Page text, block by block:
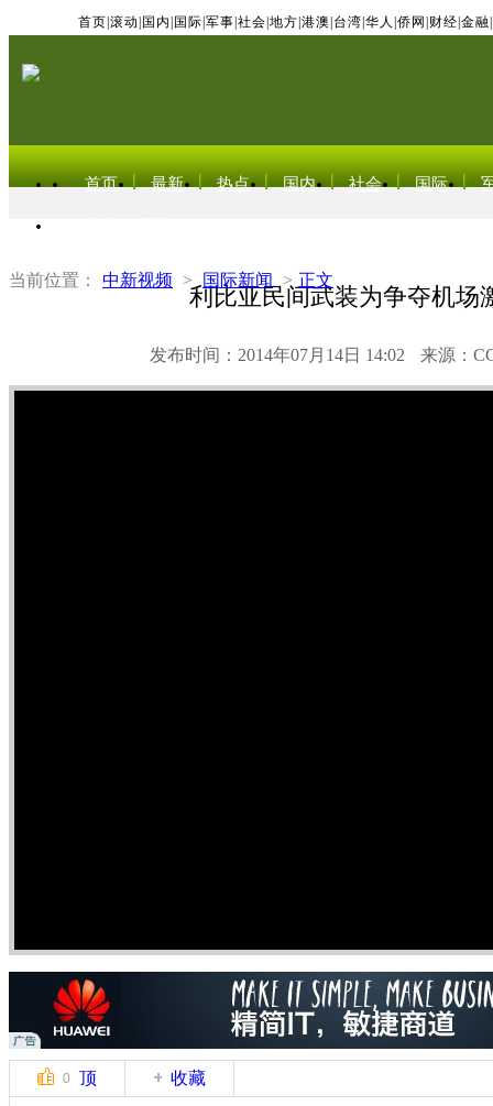
首页 滚动 国内 国际 军事 社会 地方 港澳 台湾 华人 侨网 财经 金融
首页 最新 热点 国内 社会 国际
当前位置： 中新视频 > 国际新闻 > 正文
利比亚民间武装为争夺机场
发布时间：2014年07月14日 14:02 来源：
0 顶 收藏